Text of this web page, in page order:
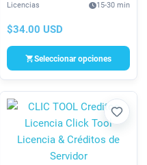
con PayJoy, MacroPay y Unlock
linea y activación inmediata.
Licencias 15-30 min
$34.00 USD
Seleccionar opciones